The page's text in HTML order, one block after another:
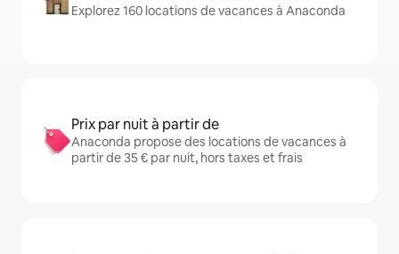
Explorez 160 locations de vacances à Anaconda
Prix par nuit à partir de
Anaconda propose des locations de vacances à
partir de 35 € par nuit, hors taxes et frais